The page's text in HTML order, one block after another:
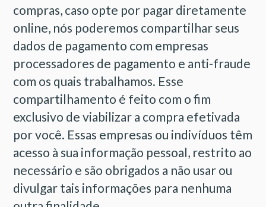
compras, caso opte por pagar diretamente
online, nós poderemos compartilhar seus
dados de pagamento com empresas
processadores de pagamento e anti-fraude
com os quais trabalhamos. Esse
compartilhamento é feito com o fim
exclusivo de viabilizar a compra efetivada
por você. Essas empresas ou indivíduos têm
acesso à sua informação pessoal, restrito ao
necessário e são obrigados a não usar ou
divulgar tais informações para nenhuma